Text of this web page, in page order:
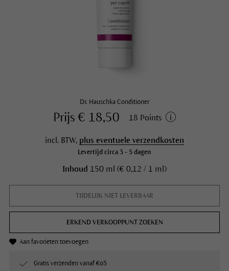
Dr. Hauschka Conditioner
Prijs € 18,50 18 Points
incl. BTW, plus eventuele verzendkosten
Levertijd circa 3 - 5 dagen
Inhoud 150 ml (€ 0,12 / 1 ml)
TIJDELIJK NIET LEVERBAAR
ERKEND VERKOOPPUNT ZOEKEN
Aan favorieten toevoegen
Gratis verzenden vanaf €65